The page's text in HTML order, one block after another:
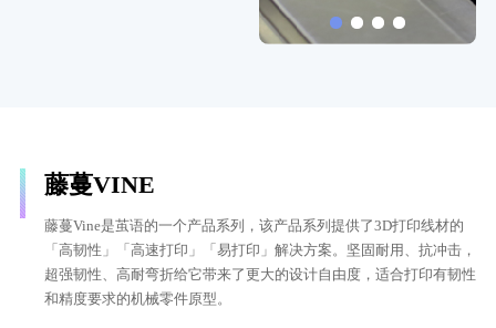
藤蔓VINE
藤蔓Vine是茧语的一个产品系列，该产品系列提供了3D打印线材的
「高韧性」「高速打印」「易打印」解决方案。坚固耐用、抗冲击，
超强韧性、高耐弯折给它带来了更大的设计自由度，适合打印有韧性
和精度要求的机械零件原型。